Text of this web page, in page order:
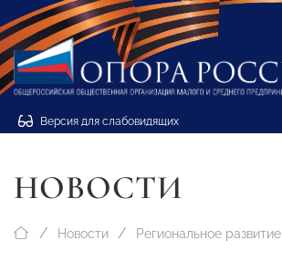
Версия для слабовидящих
НОВОСТИ
Новости Региональное развитие